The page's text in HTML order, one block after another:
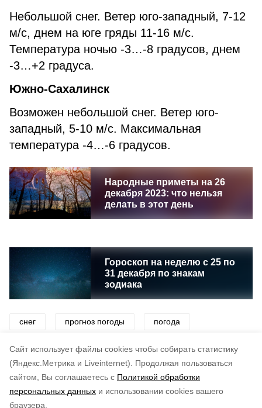
Cайт использует файлы cookies чтобы собирать статистику
(Яндекс.Метрика и Liveinternet).
Продолжая пользоваться
сайтом, Вы соглашаетесь с Политикой обработки
персональных данных и использовании cookies вашего
браузера.
Небольшой снег. Ветер юго-западный, 7-12
м/с, днем на юге гряды 11-16 м/с.
Температура ночью -3…-8 градусов, днем
-3…+2 градуса.
Южно-Сахалинск
Возможен небольшой снег. Ветер юго-
западный, 5-10 м/с. Максимальная
температура -4…-6 градусов.
Народные приметы на 26
декабря 2023: что нельзя
делать в этот день
Гороскоп на неделю с 25 по
31 декабря по знакам
зодиака
снег прогноз погоды погода
синоптики метель
по оценке